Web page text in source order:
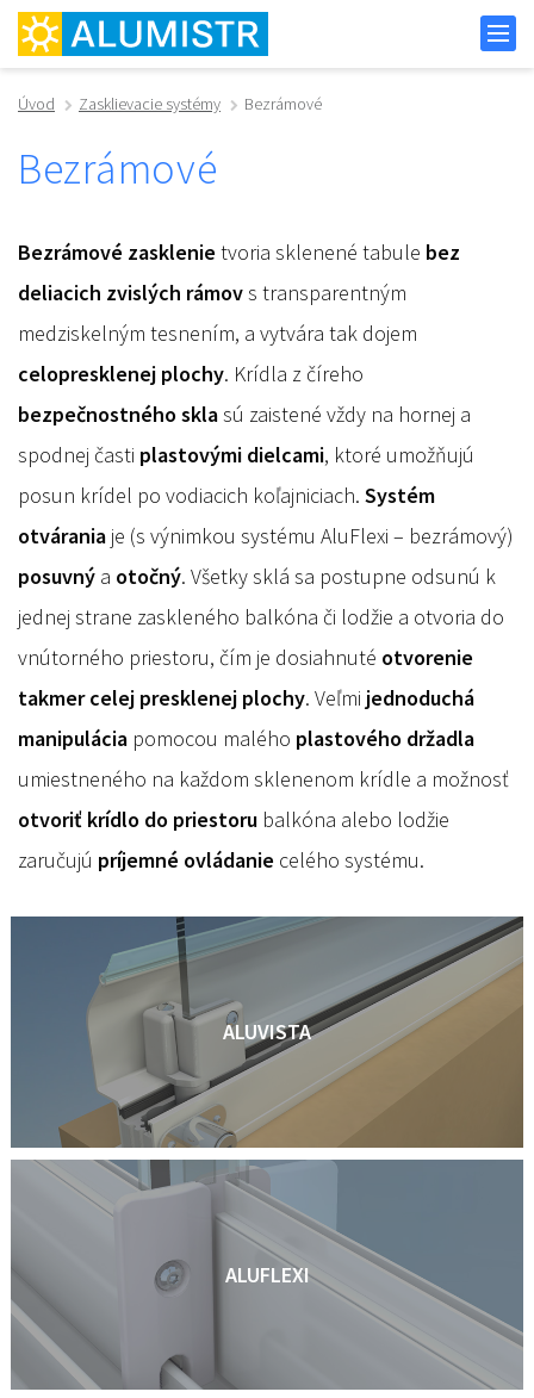
Úvod Zasklievacie systémy Bezrámové
Bezrámové
Bezrámové zasklenie tvoria sklenené tabule bez
deliacich zvislých rámovs transparentným
medziskelným tesnením, a vytvára tak dojem
celopresklenej plochy. Krídla z číreho
bezpečnostného sklasú zaistené vždy na hornej a
spodnej časti plastovými dielcami, ktoré umožňujú
posun krídel po vodiacich koľajniciach. Systém
otvárania je (s výnimkou systému AluFlexi – bezrámový)
posuvný a otočný. Všetky sklá sa postupne odsunú k
jednej strane zaskleného balkóna či lodžie a otvoria do
vnútorného priestoru, čím je dosiahnuté otvorenie
takmer celej presklenej plochy. Veľmi jednoduchá
manipulácia pomocou malého plastového držadla
umiestneného na každom sklenenom krídle a možnosť
otvoriť krídlo do priestoru balkóna alebo lodžie
zaručujú príjemné ovládanie celého systému.
ALUVISTA
ALUFLEXI